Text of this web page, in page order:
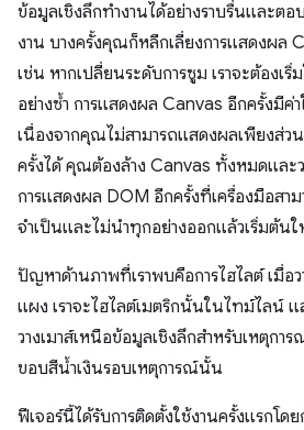
ข้อมูลเชิงลึกทำงานได้อย่างราบรื่นและ
งาน บางครั้งคุณก็หลีกเลี่ยงการแสดงผล
เช่น หากเปลี่ยนระดับการซูม เราจะต้องเ
อย่างซ้ำ การแสดงผล Canvas อีกครั้งมีค่
เนื่องจากคุณไม่สามารถแสดงผลเพียงส่ว
ครั้งได้ คุณต้องล้าง Canvas ทั้งหมดและ
การแสดงผล DOM อีกครั้งที่เครื่องมือสา
จำเป็นและไม่นำทุกอย่างออกแล้วเริ่มต้น
ปัญหาด้านภาพที่เราพบคือการไฮไลต์ เมื่อว
แผง เราจะไฮไลต์เมตริกนั้นในไทม์ไลน์
วางเมาส์เหนือข้อมูลเชิงลึกสำหรับเหตุการ
ขอบสีน้ำเงินรอบเหตุการณ์นั้น
ฟีเจอร์นี้ได้รับการติดตั้งใช้งานครั้งแรกโดย